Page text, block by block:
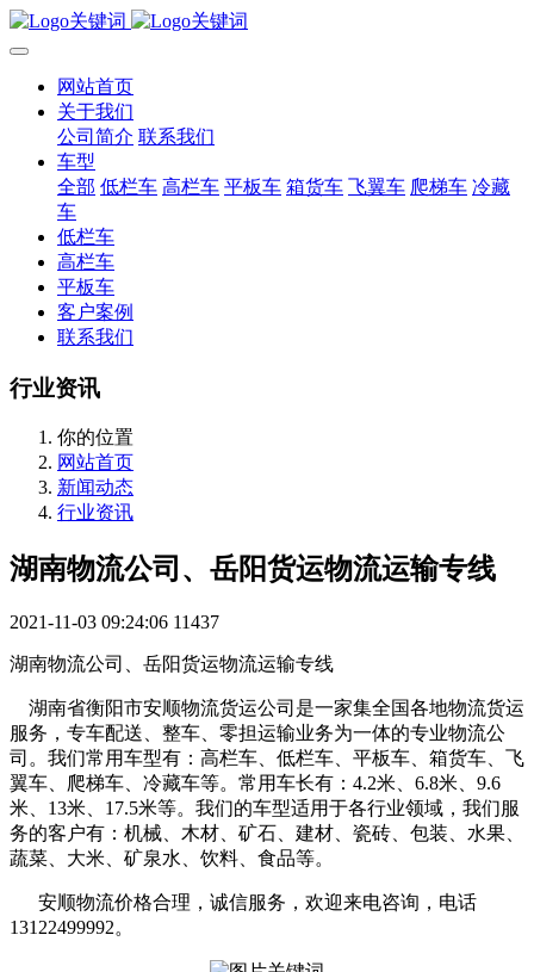
网站首页
关于我们
公司简介 联系我们
车型
全部 低栏车 高栏车 平板车 箱货车 飞翼车 爬梯车 冷藏
车
低栏车
高栏车
平板车
客户案例
联系我们
行业资讯
你的位置
网站首页
新闻动态
行业资讯
湖南物流公司、岳阳货运物流运输专线
2021-11-03 09:24:06 11437
湖南物流公司、岳阳货运物流运输专线
湖南省衡阳市安顺物流货运公司是一家集全国各地物流货运
服务，专车配送、整车、零担运输业务为一体的专业物流公
司。我们常用车型有：高栏车、低栏车、平板车、箱货车、飞
翼车、爬梯车、冷藏车等。常用车长有：4.2米、6.8米、9.6
米、13米、17.5米等。我们的车型适用于各行业领域，我们服
务的客户有：机械、木材、矿石、建材、瓷砖、包装、水果、
蔬菜、大米、矿泉水、饮料、食品等。
安顺物流价格合理，诚信服务，欢迎来电咨询，电话
13122499992。